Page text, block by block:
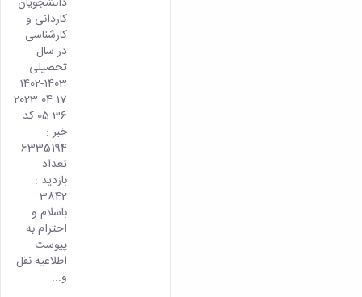
کاردانی و
کارشناسی
در سال
تحصیلی
1403-1402
17 04 2023
05:36 کد
خبر :
6335194
تعداد
بازدید :
3842
باسلام و
احترام به
پیوست
اطلاعیه نقل
و...